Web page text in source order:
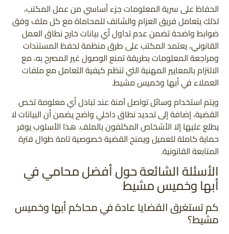
الحفاظ على سرية المعلومات جزء أساسي من عمل المكتب،
لذلك يتعامل فريق العزام والشانف للمحاماة مع كل ملف وفق
ضوابط واضحة تضمن عدم تداول أي بيانات خارج نطاق العمل
القانوني، يعتمد المكتب على طرق منظمة لحفظ المستندات
ومراجعة المعلومات بطريقة تمنع الوصول غير المصرح به، مع
الالتزام بالمعايير المهنية التي تنظم كيفية التعامل مع ملفات
العملاء في أبها وخميس مشيط.
ويتم استخدام وسائل تواصل آمنة عند تبادل أي معلومة تخص
القضية، إضافة إلى تحديد نطاق داخلي واضح يضمن أن البيانات لا
يطلع عليها إلا الأشخاص المكلفون بالملف. هذا الأسلوب يوفر
حماية كاملة للعميل ويمنح القضية خصوصية تامة طوال فترة
المتابعة القانونية.
الأسئلة الشائعة حول أفضل محامي في
أبها وخميس مشيط
كم تستغرق القضايا عادة في محاكم أبها وخميس
مشيط؟